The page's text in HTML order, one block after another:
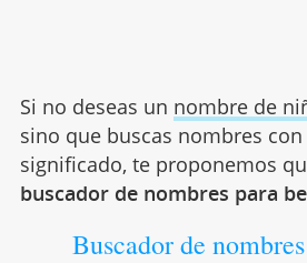
Si no deseas un nombre de
sino que buscas nombres
significado, te proponemos
buscador de nombres para
Buscador de